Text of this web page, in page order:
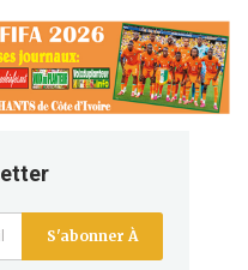
S'abonner À